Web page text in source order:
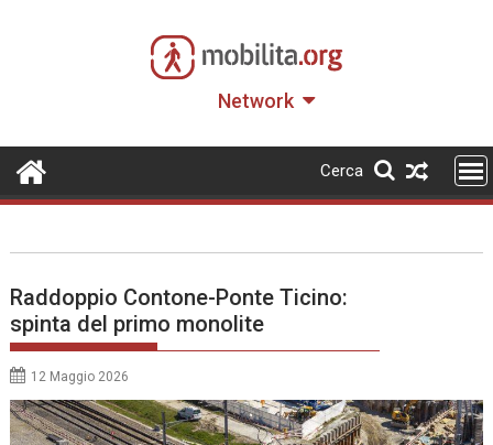
Network
Cerca
Raddoppio Contone-Ponte Ticino:
spinta del primo monolite
12 Maggio 2026